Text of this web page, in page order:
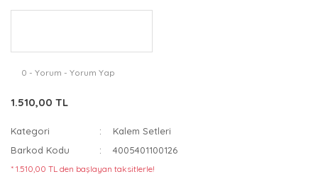
0 - Yorum - Yorum Yap
1.510,00 TL
Kategori
Kalem Setleri
Barkod Kodu
4005401100126
* 1.510,00 TL den başlayan taksitlerle!